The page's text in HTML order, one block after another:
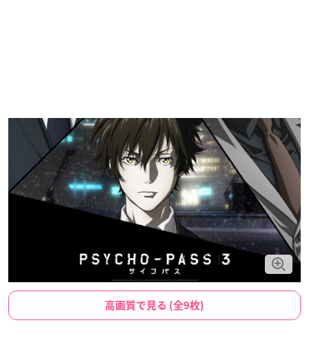
高画質で見る (全9枚)